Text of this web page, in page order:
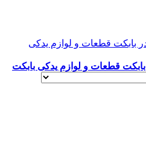
بابکت قطعات و لوازم یدکی بابکت